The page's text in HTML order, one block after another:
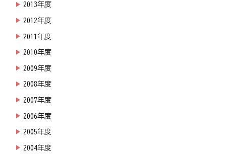
2013年度
2012年度
2011年度
2010年度
2009年度
2008年度
2007年度
2006年度
2005年度
2004年度